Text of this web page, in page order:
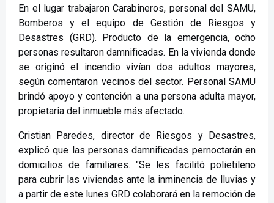
En el lugar trabajaron Carabineros, personal del SAMU,
Bomberos y el equipo de Gestión de Riesgos y
Desastres (GRD). Producto de la emergencia, ocho
personas resultaron damnificadas. En la vivienda donde
se originó el incendio vivían dos adultos mayores,
según comentaron vecinos del sector. Personal SAMU
brindó apoyo y contención a una persona adulta mayor,
propietaria del inmueble más afectado.
Cristian Paredes, director de Riesgos y Desastres,
explicó que las personas damnificadas pernoctarán en
domicilios de familiares. "Se les facilitó polietileno
para cubrir las viviendas ante la inminencia de lluvias y
a partir de este lunes GRD colaborará en la remoción de